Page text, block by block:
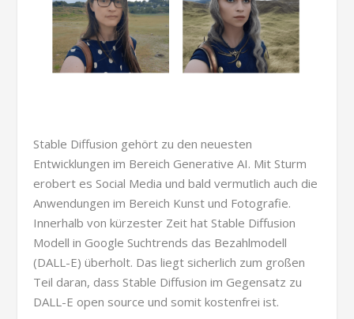
Stable Diffusion gehört zu den neuesten
Entwicklungen im Bereich Generative AI. Mit Sturm
erobert es Social Media und bald vermutlich auch die
Anwendungen im Bereich Kunst und Fotografie.
Innerhalb von kürzester Zeit hat Stable Diffusion
Modell in Google Suchtrends das Bezahlmodell
(DALL-E) überholt. Das liegt sicherlich zum großen
Teil daran, dass Stable Diffusion im Gegensatz zu
DALL-E open source und somit kostenfrei ist.